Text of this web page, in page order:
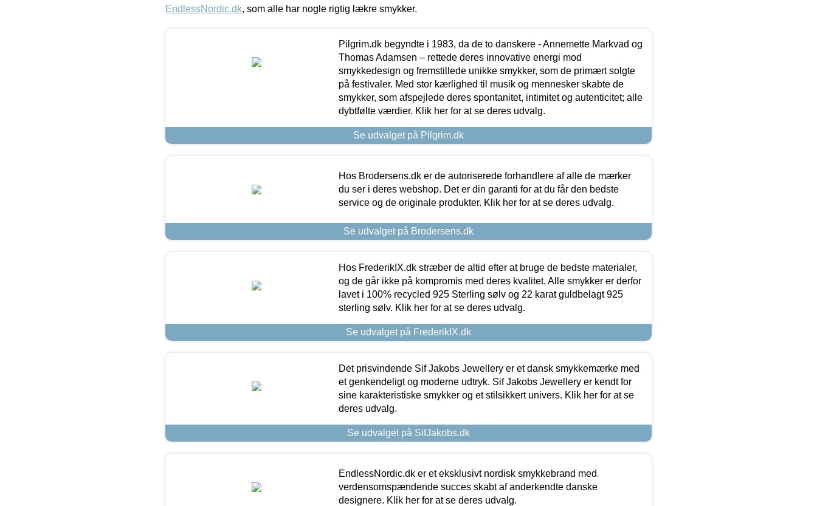
EndlessNordic.dk, som alle har nogle rigtig lækre smykker.
Pilgrim.dk begyndte i 1983, da de to danskere - Annemette Markvad og
Thomas Adamsen – rettede deres innovative energi mod
smykkedesign og fremstillede unikke smykker, som de primært solgte
på festivaler. Med stor kærlighed til musik og mennesker skabte de
smykker, som afspejlede deres spontanitet, intimitet og autenticitet; alle
dybtfølte værdier. Klik her for at se deres udvalg.
Se udvalget på Pilgrim.dk
Hos Brodersens.dk er de autoriserede forhandlere af alle de mærker
du ser i deres webshop. Det er din garanti for at du får den bedste
service og de originale produkter. Klik her for at se deres udvalg.
Se udvalget på Brodersens.dk
Hos FrederikIX.dk stræber de altid efter at bruge de bedste materialer,
og de går ikke på kompromis med deres kvalitet. Alle smykker er derfor
lavet i 100% recycled 925 Sterling sølv og 22 karat guldbelagt 925
sterling sølv. Klik her for at se deres udvalg.
Se udvalget på FrederikIX.dk
Det prisvindende Sif Jakobs Jewellery er et dansk smykkemærke med
et genkendeligt og moderne udtryk. Sif Jakobs Jewellery er kendt for
sine karakteristiske smykker og et stilsikkert univers. Klik her for at se
deres udvalg.
Se udvalget på SifJakobs.dk
EndlessNordic.dk er et eksklusivt nordisk smykkebrand med
verdensomspændende succes skabt af anderkendte danske
designere. Klik her for at se deres udvalg.